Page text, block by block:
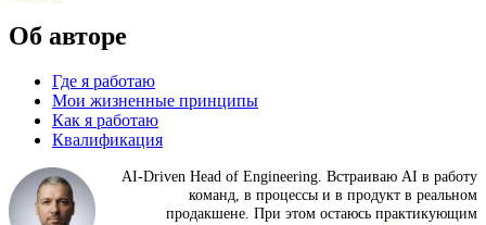
Об авторе
Где я работаю
Мои жизненные принципы
Как я работаю
Квалификация
AI-Driven Head of Engineering. Встраиваю AI в работу
команд, в процессы и в продукт в реальном
продакшене. При этом остаюсь практикующим